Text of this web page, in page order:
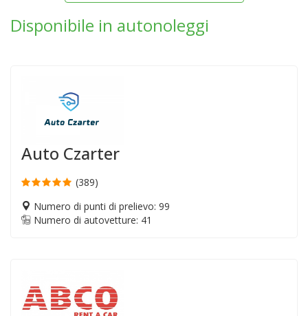
Disponibile in autonoleggi
Auto Czarter
(389)
Numero di punti di prelievo: 99
Numero di autovetture: 41